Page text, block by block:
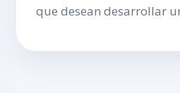
que desean desarrollar